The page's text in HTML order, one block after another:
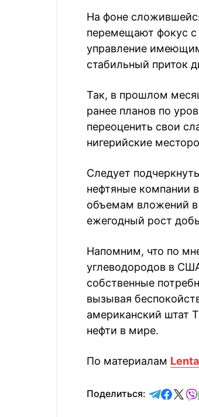
На фоне
перемещают фокус с
управление
стабильный приток
Так, в прошлом
ранее планов по
переоценить свои
нигерийские
Следует
нефтяные компании
объемам вложений
ежегодный рост
Напомним, что по
углеводородов в
собственные
вызывая
американский штат
нефти в мире.
По материалам
Поделиться: